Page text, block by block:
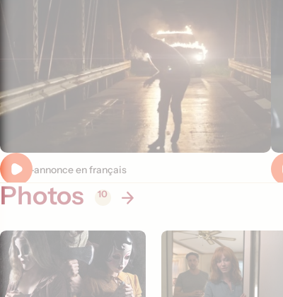
Bande-annonce en français
Photos 10